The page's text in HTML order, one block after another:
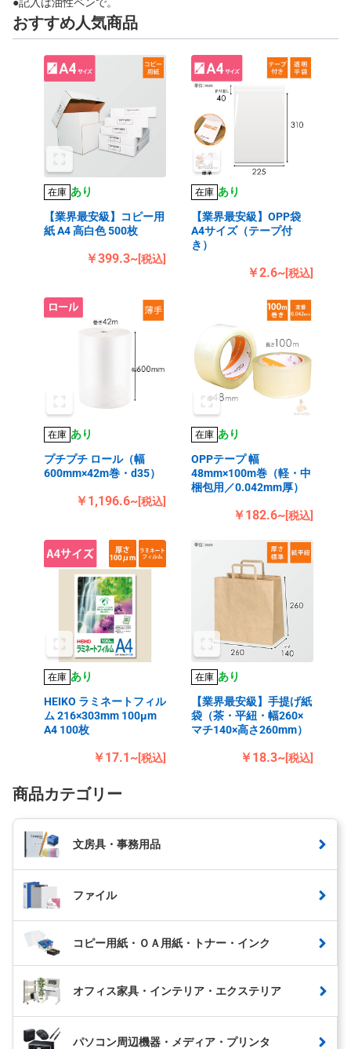
おすすめ人気商品
在庫 あり
【業界最安級】コピー用
紙 A4 高白色 500枚
￥399.3~[税込]
在庫 あり
【業界最安級】OPP袋
A4サイズ（テープ付
き）
￥2.6~[税込]
在庫 あり
プチプチ ロール（幅
600mm×42m巻・d35）
￥1,196.6~[税込]
在庫 あり
OPPテープ 幅
48mm×100m巻（軽・中
梱包用／0.042mm厚）
￥182.6~[税込]
在庫 あり
HEIKO ラミネートフィル
ム 216×303mm 100μm
A4 100枚
￥17.1~[税込]
在庫 あり
【業界最安級】手提げ紙
袋（茶・平紐・幅260×
マチ140×高さ260mm）
￥18.3~[税込]
商品カテゴリー
文房具・事務用品
ファイル
コピー用紙・ＯＡ用紙・トナー・インク
オフィス家具・インテリア・エクステリア
パソコン周辺機器・メディア・プリンタ